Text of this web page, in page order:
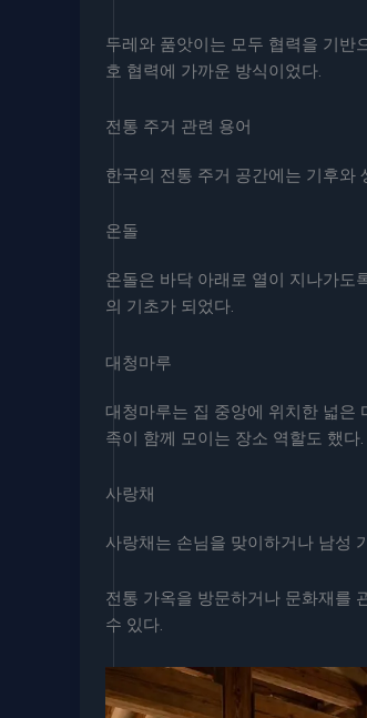
두레와 품앗이는 모두 협력을 기반
호 협력에 가까운 방식이었다.
전통 주거 관련 용어
한국의 전통 주거 공간에는 기후와
온돌
온돌은 바닥 아래로 열이 지나가도
의 기초가 되었다.
대청마루
대청마루는 집 중앙에 위치한 넓은
족이 함께 모이는 장소 역할도 했다.
사랑채
사랑채는 손님을 맞이하거나 남성
전통 가옥을 방문하거나 문화재를
수 있다.